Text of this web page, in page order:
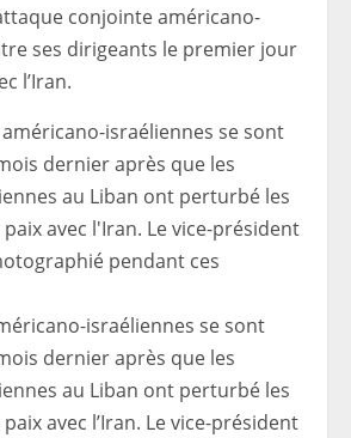
conjointe américano-
ses dirigeants le premier jour
l’Iran.
israéliennes se sont
dernier après que les
au Liban ont perturbé les
avec l’Iran. Le vice-président